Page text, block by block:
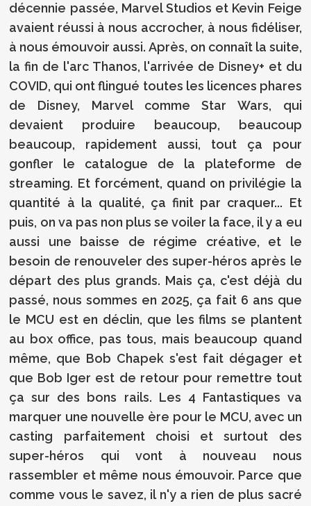
décennie passée, Marvel Studios et Kevin Feige
avaient réussi à nous accrocher, à nous fidéliser,
à nous émouvoir aussi. Après, on connaît la suite,
la fin de l'arc Thanos, l'arrivée de Disney+ et du
COVID, qui ont flingué toutes les licences phares
de Disney, Marvel comme Star Wars, qui
devaient produire beaucoup, beaucoup
beaucoup, rapidement aussi, tout ça pour
gonfler le catalogue de la plateforme de
streaming. Et forcément, quand on privilégie la
quantité à la qualité, ça finit par craquer... Et
puis, on va pas non plus se voiler la face, il y a eu
aussi une baisse de régime créative, et le
besoin de renouveler des super-héros après le
départ des plus grands. Mais ça, c'est déjà du
passé, nous sommes en 2025, ça fait 6 ans que
le MCU est en déclin, que les films se plantent
au box office, pas tous, mais beaucoup quand
même, que Bob Chapek s'est fait dégager et
que Bob Iger est de retour pour remettre tout
ça sur des bons rails. Les 4 Fantastiques va
marquer une nouvelle ère pour le MCU, avec un
casting parfaitement choisi et surtout des
super-héros qui vont à nouveau nous
rassembler et même nous émouvoir. Parce que
comme vous le savez, il n'y a rien de plus sacré